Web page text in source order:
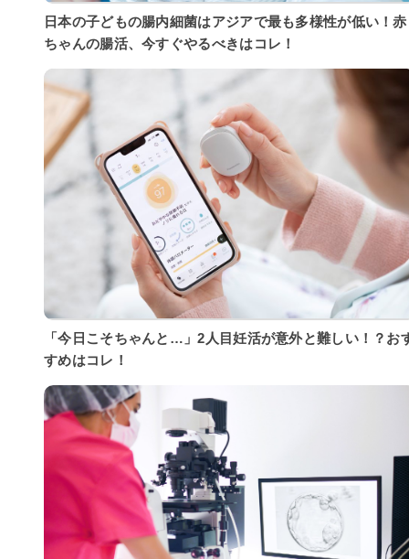
日本の子どもの腸内細菌はアジアで最も多様性が低い！赤
ちゃんの腸活、今すぐやるべきはコレ！
「今日こそちゃんと…」2人目妊活が意外と難しい！？お
すめはコレ！